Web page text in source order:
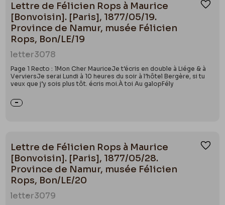
Lettre de Félicien Rops à Maurice
[Bonvoisin]. [Paris], 1877/05/19.
Province de Namur, musée Félicien
Rops, Bon/LE/19
letter3078
Page 1 Recto : 1Mon Cher MauriceJe t’écris en double à Liége & à
VerviersJe serai Lundi à 10 heures du soir à l’hôtel Bergère, si tu
veux que j’y sois plus tôt. écris moi.À toi Au galopFély
Lettre de Félicien Rops à Maurice
[Bonvoisin]. [Paris], 1877/05/28.
Province de Namur, musée Félicien
Rops, Bon/LE/20
letter3079